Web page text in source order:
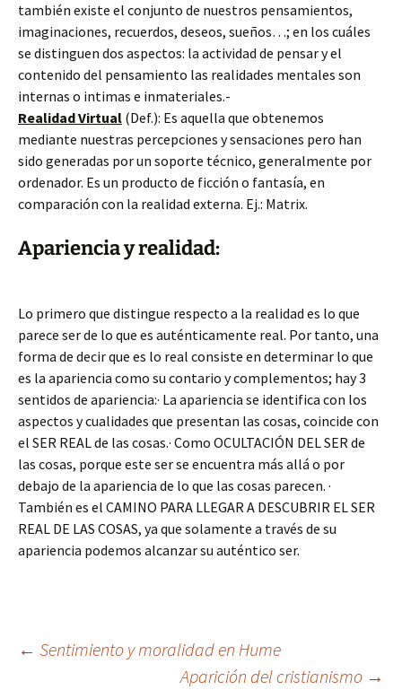
también existe el conjunto de nuestros pensamientos,
imaginaciones, recuerdos, deseos, sueños…; en los cuáles
se distinguen dos aspectos: la actividad de pensar y el
contenido del pensamiento las realidades mentales son
internas o intimas e inmateriales.-
Realidad Virtual (Def.): Es aquella que obtenemos
mediante nuestras percepciones y sensaciones pero han
sido generadas por un soporte técnico, generalmente por
ordenador. Es un producto de ficción o fantasía, en
comparación con la realidad externa. Ej.: Matrix.
Apariencia y realidad:
Lo primero que distingue respecto a la realidad es lo que
parece ser de lo que es auténticamente real. Por tanto, una
forma de decir que es lo real consiste en determinar lo que
es la apariencia como su contario y complementos; hay 3
sentidos de apariencia:· La apariencia se identifica con los
aspectos y cualidades que presentan las cosas, coincide con
el SER REAL de las cosas.· Como OCULTACIÓN DEL SER de
las cosas, porque este ser se encuentra más allá o por
debajo de la apariencia de lo que las cosas parecen. ·
También es el CAMINO PARA LLEGAR A DESCUBRIR EL SER
REAL DE LAS COSAS, ya que solamente a través de su
apariencia podemos alcanzar su auténtico ser.
Navegación
← Sentimiento y moralidad en Hume
Aparición del cristianismo →